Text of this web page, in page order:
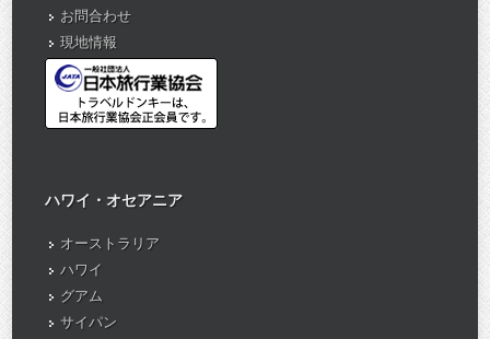
お問合わせ
現地情報
ハワイ・オセアニア
オーストラリア
ハワイ
グアム
サイパン